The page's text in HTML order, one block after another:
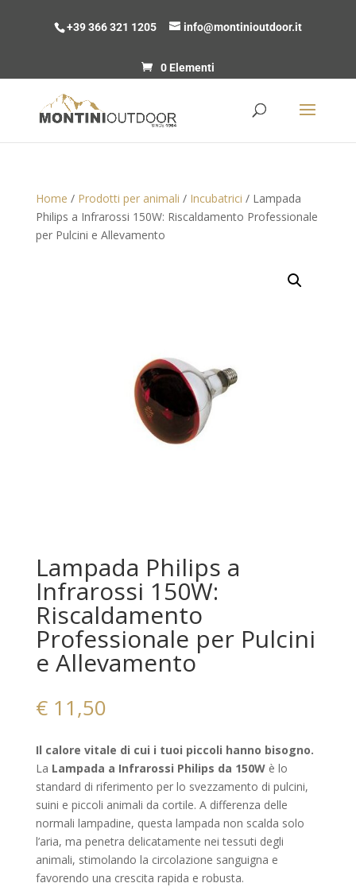
+39 366 321 1205 info@montinioutdoor.it
0 Elementi
Home / Prodotti per animali / Incubatrici / Lampada
Philips a Infrarossi 150W: Riscaldamento Professionale
per Pulcini e Allevamento
Lampada Philips a
Infrarossi 150W:
Riscaldamento
Professionale per Pulcini
e Allevamento
€11,50
Il calore vitale di cui i tuoi piccoli hanno bisogno.
La Lampada a Infrarossi Philips da 150Wè lo
standard di riferimento per lo svezzamento di pulcini,
suini e piccoli animali da cortile. A differenza delle
normali lampadine, questa lampada non scalda solo
l’aria, ma penetra delicatamente nei tessuti degli
animali, stimolando la circolazione sanguigna e
favorendo una crescita rapida e robusta.